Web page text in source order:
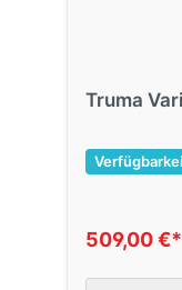
Truma
509,00 €*